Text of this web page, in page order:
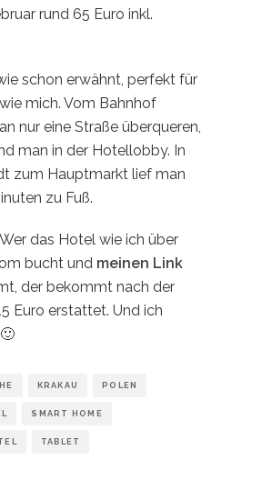
rund 65 Euro inkl.
schon erwähnt, perfekt für
mich. Vom Bahnhof
nur eine Straße überqueren,
man in der Hotellobby. In
zum Hauptmarkt lief man
zu Fuß.
das Hotel wie ich über
bucht und meinen Link
der bekommt nach der
Euro erstattet. Und ich
KRAKAU POLEN
SMART HOME
TABLET